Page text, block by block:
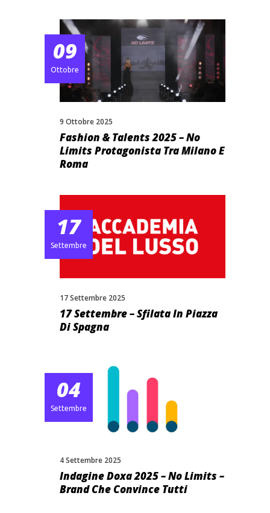
09
Ottobre
9 Ottobre 2025
Fashion & Talents 2025 – No
Limits Protagonista Tra Milano E
Roma
17
Settembre
17 Settembre 2025
17 Settembre – Sfilata In Piazza
Di Spagna
04
Settembre
4 Settembre 2025
Indagine Doxa 2025 – No Limits –
Brand Che Convince Tutti